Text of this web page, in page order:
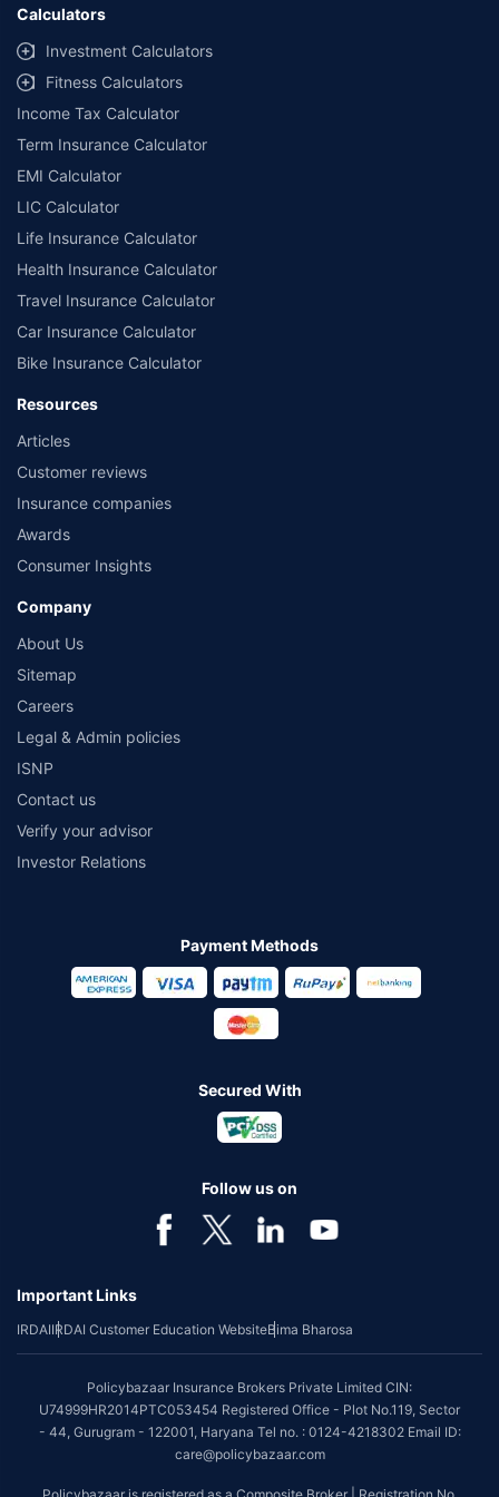
Calculators
Investment Calculators
Fitness Calculators
Income Tax Calculator
Term Insurance Calculator
EMI Calculator
LIC Calculator
Life Insurance Calculator
Health Insurance Calculator
Travel Insurance Calculator
Car Insurance Calculator
Bike Insurance Calculator
Resources
Articles
Customer reviews
Insurance companies
Awards
Consumer Insights
Company
About Us
Sitemap
Careers
Legal & Admin policies
ISNP
Contact us
Verify your advisor
Investor Relations
Payment Methods
Secured With
Follow us on
Important Links
IRDAIIRDAI Customer Education WebsiteBima Bharosa
Policybazaar Insurance Brokers Private Limited CIN:
U74999HR2014PTC053454 Registered Office - Plot No.119, Sector
- 44, Gurugram - 122001, Haryana Tel no. : 0124-4218302 Email ID:
care@policybazaar.com